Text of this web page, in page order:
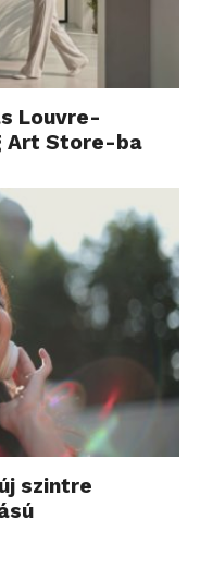
Louvre-
Art Store-ba
szintre